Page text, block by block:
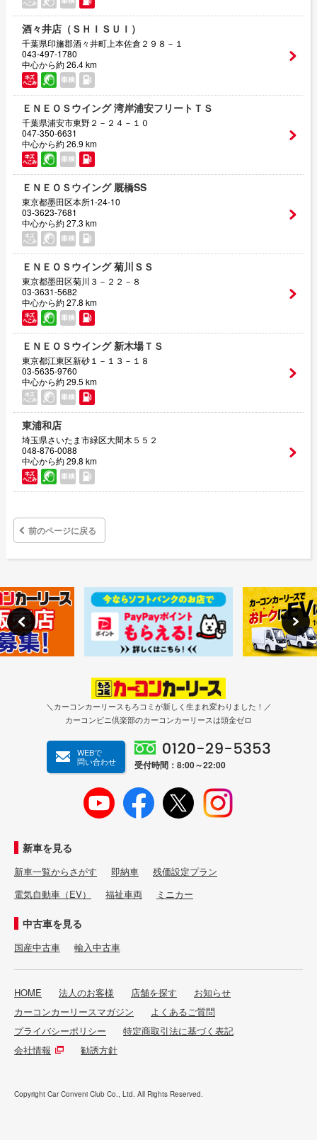
酒々井店（ＳＨＩＳＵＩ）
千葉県印旛郡酒々井町上本佐倉２９８－１
043-497-1780
中心から約 26.4 km
ＥＮＥＯＳウイング 湾岸浦安フリートＴＳ
千葉県浦安市東野２－２４－１０
047-350-6631
中心から約 26.9 km
ＥＮＥＯＳウイング 厩橋SS
東京都墨田区本所1-24-10
03-3623-7681
中心から約 27.3 km
ＥＮＥＯＳウイング 菊川ＳＳ
東京都墨田区菊川３－２２－８
03-3631-5682
中心から約 27.8 km
ＥＮＥＯＳウイング 新木場ＴＳ
東京都江東区新砂１－１３－１８
03-5635-9760
中心から約 29.5 km
東浦和店
埼玉県さいたま市緑区大間木５５２
048-876-0088
中心から約 29.8 km
前のページに戻る
＼カーコンカーリースもろコミが新しく生まれ変わりました！／
カーコンビニ倶楽部のカーコンカーリースは頭金ゼロ
WEBで
問い合わせ
受付時間：8:00～22:00
新車を見る
新車一覧からさがす 即納車
残価設定プラン
電気自動車（EV）
福祉車両 ミニカー
中古車を見る
国産中古車 輸入中古車
HOME 法人のお客様 店舗を探す
お知らせ
カーコンカーリースマガジン
よくあるご質問
プライバシーポリシー
特定商取引法に基づく表記
会社情報
勧誘方針
Copyright Car Conveni Club Co., Ltd. All Rights Reserved.